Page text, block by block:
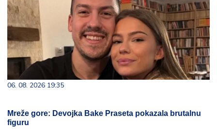
06. 08. 2026 19:35
Mreže gore: Devojka Bake Praseta pokazala brutalnu
figuru